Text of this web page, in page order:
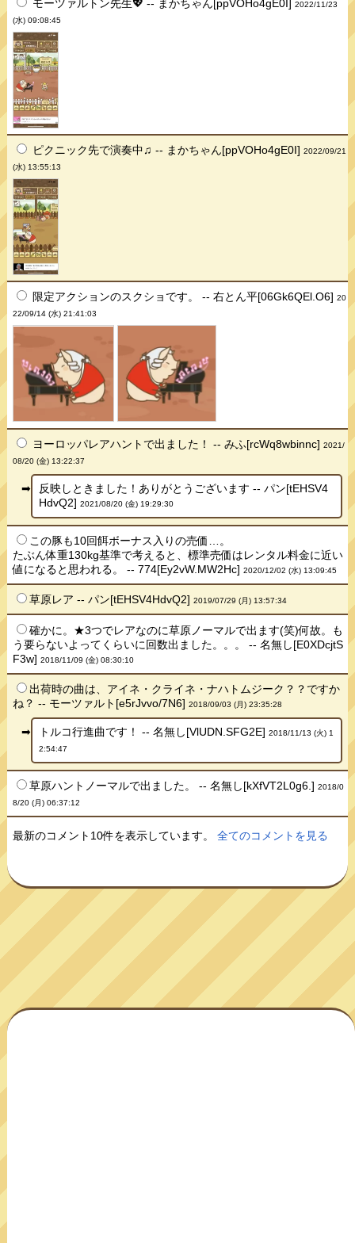
モーツァルトン先生💖 -- まかちゃん[ppVOHo4gE0I]2022/11/23
(水) 09:08:45
ピクニック先で演奏中♫ -- まかちゃん[ppVOHo4gE0I]2022/09/21
(水) 13:55:13
限定アクションのスクショです。 -- 右とん平[06Gk6QEl.O6]20
22/09/14 (水) 21:41:03
ヨーロッパレアハントで出ました！ -- みふ[rcWq8wbinnc]2021/
08/20 (金) 13:22:37
反映しときました！ありがとうございます -- パン[tEHSV4
HdvQ2] 2021/08/20 (金) 19:29:30
この豚も10回餌ボーナス入りの売価…。
たぶん体重130kg基準で考えると、標準売価はレンタル料金に近い
値になると思われる。 -- 774[Ey2vW.MW2Hc]2020/12/02 (水) 13:09:45
草原レア -- パン[tEHSV4HdvQ2]2019/07/29 (月) 13:57:34
確かに。★3つでレアなのに草原ノーマルで出ます(笑)何故。も
う要らないよってくらいに回数出ました。。。 -- 名無し[E0XDcjtS
F3w]2018/11/09 (金) 08:30:10
出荷時の曲は、アイネ・クライネ・ナハトムジーク？？ですか
ね？ -- モーツァルト[e5rJvvo/7N6]2018/09/03 (月) 23:35:28
トルコ行進曲です！ -- 名無し[VlUDN.SFG2E] 2018/11/13 (火) 1
2:54:47
草原ハントノーマルで出ました。 -- 名無し[kXfVT2L0g6.]2018/0
8/20 (月) 06:37:12
最新のコメント10件を表示しています。全てのコメントを見る